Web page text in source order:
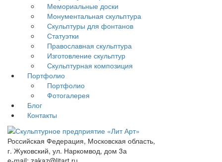
Мемориальные доски
Монументальная скульптура
Скульптуры для фонтанов
Статуэтки
Православная скульптура
Изготовление скульптур
Скульптурная композиция
Портфолио
Портфолио
Фотогалерея
Блог
Контакты
Российская Федерация, Московская область,
г. Жуковский, ул. Наркомвод, дом 3а